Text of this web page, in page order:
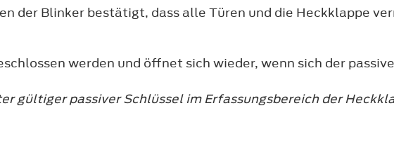
der Blinker bestätigt, dass alle Türen und die Heckklappe
werden und öffnet sich wieder, wenn sich der
gültiger passiver Schlüssel im Erfassungsbereich der